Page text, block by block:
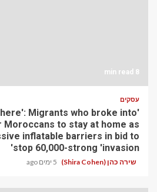
8 min read
עסקים
Migrants who broke into
Moroccans to stay at home as
inflatable barriers in bid to
stop 60,000-strong 'invasion'
שירה כהן (Shira Cohen) 5 ימים ago